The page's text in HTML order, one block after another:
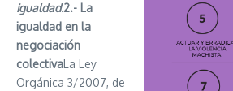
igualdad.2.- La
igualdad en la
negociación
colectivaLa Ley
Orgánica 3/2007, de